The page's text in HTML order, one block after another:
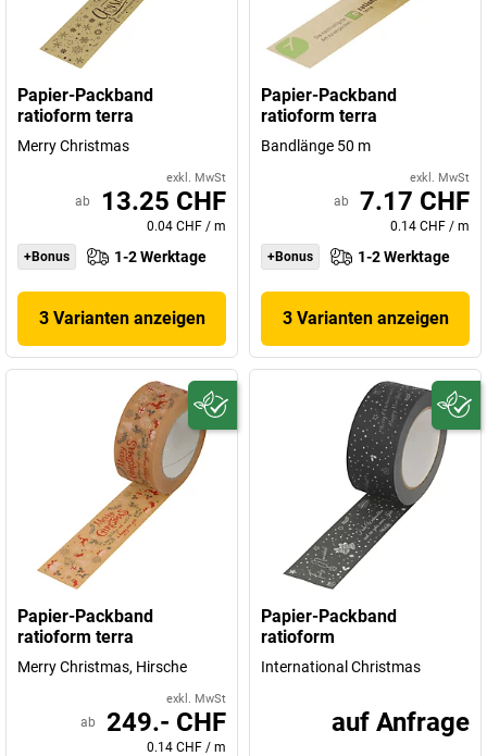
Papier-Packband
ratioform terra
Merry Christmas
exkl. MwSt
ab 13.25 CHF
0.04 CHF / m
+Bonus
1-2 Werktage
3 Varianten anzeigen
Papier-Packband
ratioform terra
Bandlänge 50 m
exkl. MwSt
ab 7.17 CHF
0.14 CHF / m
+Bonus
1-2 Werktage
3 Varianten anzeigen
Papier-Packband
ratioform terra
Merry Christmas, Hirsche
exkl. MwSt
ab 249.- CHF
0.14 CHF / m
Papier-Packband
ratioform
International Christmas
auf Anfrage